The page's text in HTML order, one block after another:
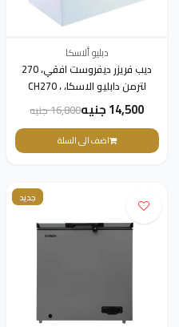
دبليو ألاسكا
ديب فريزر ديفروست افقي، 270
لترمن دابليو الاسكا، ، CH270
14,500 جنيه 16,800 جنيه
اضف الى السلة
جديد